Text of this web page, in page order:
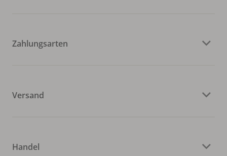
Zahlungsarten
Versand
Handel